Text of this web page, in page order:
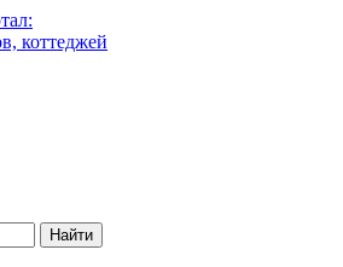
коттеджей